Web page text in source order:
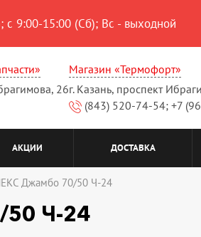
с 9:00-15:00 (Сб); Вс - выходной
26
Магазин «Термофорт»
г. Казань, проспект
(843) 520-74-54; +7
АКЦИИ ДОСТАВКА
Джамбо 70/50 Ч-24
Ч-24